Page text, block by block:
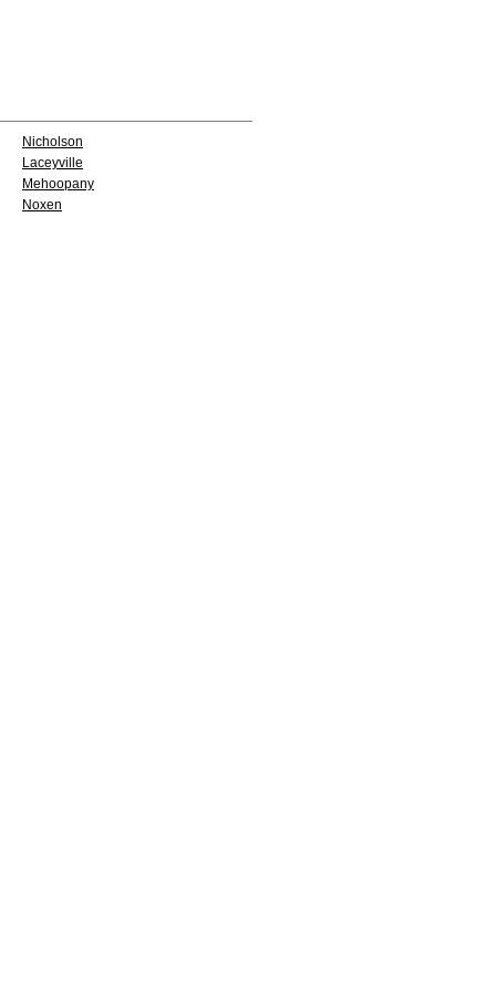
Nicholson
Laceyville
Mehoopany
Noxen